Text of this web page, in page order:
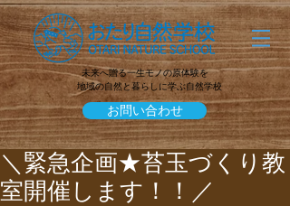
未来へ贈る一生モノの原体験を
地域の自然と暮らしに学ぶ自然学校
お問い合わせ
＼緊急企画★苔玉づくり教
室開催します！！／